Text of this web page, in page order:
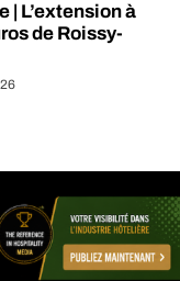
| L’extension à
de Roissy-